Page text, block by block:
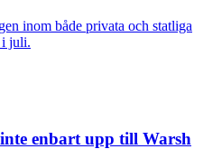
inom både privata och statliga
i juli.
enbart upp till Warsh